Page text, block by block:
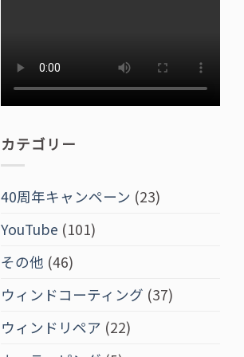
カテゴリー
40周年キャンペーン (23)
YouTube (101)
その他 (46)
ウィンドコーティング (37)
ウィンドリペア (22)